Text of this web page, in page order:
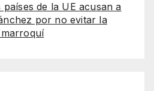
países de la UE acusan a
por no evitar la